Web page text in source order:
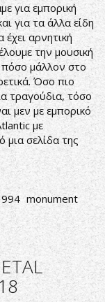
για εμπορική
για τα άλλα είδη
αρνητική
την μουσική
πόσο μάλλον στο
Όσο πιο
τραγούδια, τόσο
μεν με εμπορικό
με
σελίδα της
monument